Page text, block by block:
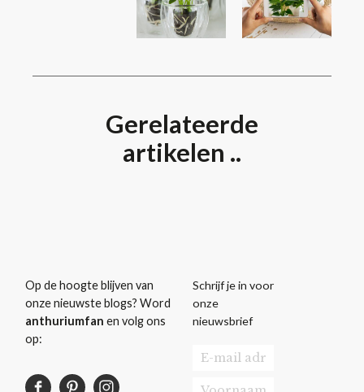
Gerelateerde
artikelen ..
Op de hoogte blijven van
onze nieuwste blogs? Word
anthuriumfan en volg ons
op:
Schrijf je in voor
onze
nieuwsbrief